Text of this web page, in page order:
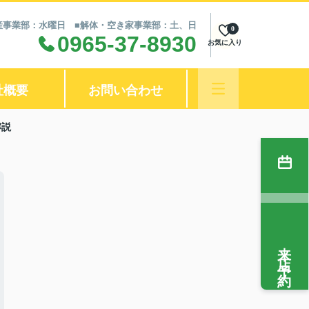
業部：水曜日 ■解体・空き家事業部：土、日
0965-37-8930 お気に入り
0
概要 お問い合わせ
来店予約